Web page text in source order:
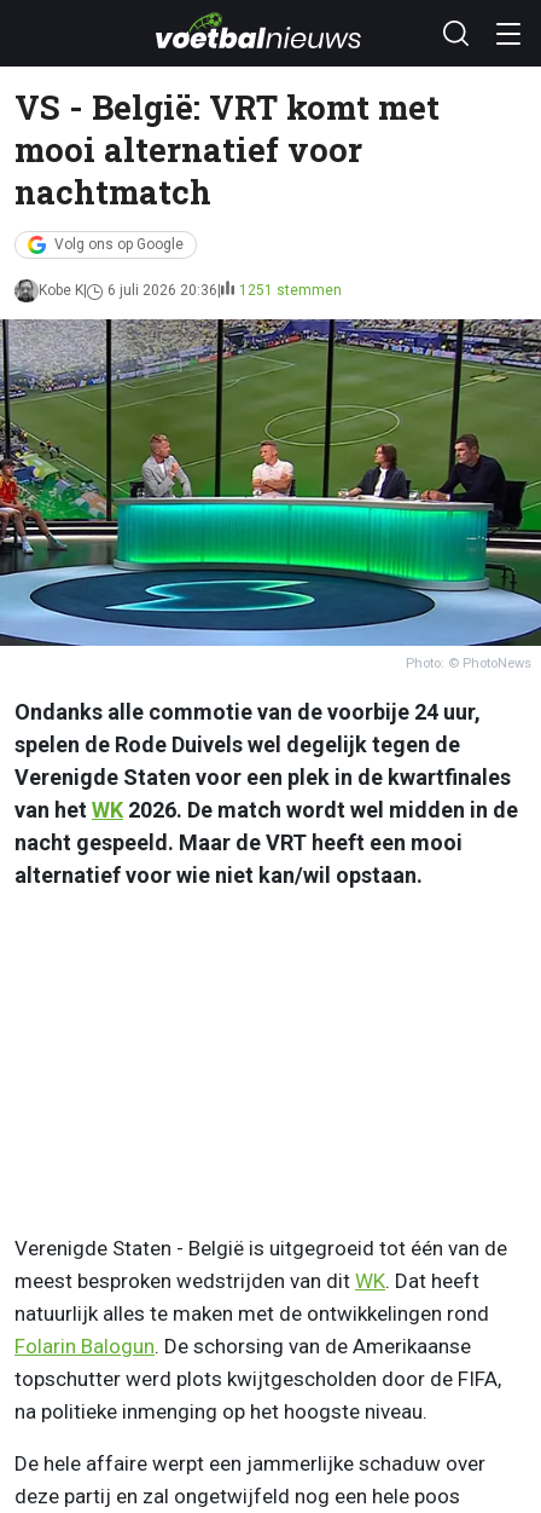
VS - België: VRT komt met
mooi alternatief voor
nachtmatch
Volg ons op Google
Kobe K 6 juli 2026 20:36 1251 stemmen
Photo: © PhotoNews
Ondanks alle commotie van de voorbije 24 uur,
spelen de Rode Duivels wel degelijk tegen de
Verenigde Staten voor een plek in de kwartfinales
van hetWK 2026. De match wordt wel midden in de
nacht gespeeld. Maar de VRT heeft een mooi
alternatief voor wie niet kan/wil opstaan.
Verenigde Staten - België is uitgegroeid tot één van de
meest besproken wedstrijden van dit WK. Dat heeft
natuurlijk alles te maken met de ontwikkelingen rond
Folarin Balogun. De schorsing van de Amerikaanse
topschutter werd plots kwijtgescholden door de FIFA,
na politieke inmenging op het hoogste niveau.
De hele affaire werpt een jammerlijke schaduw over
deze partij en zal ongetwijfeld nog een hele poos